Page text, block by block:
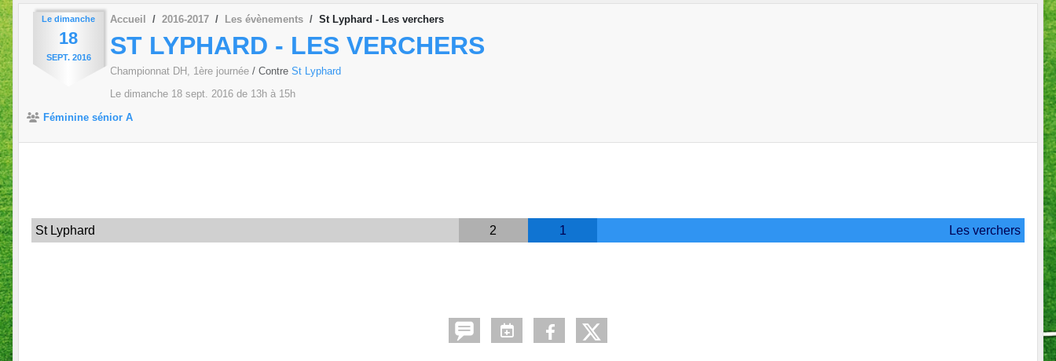
Le dimanche
18
SEPT. 2016
Accueil 2016-2017 Les évènements St Lyphard - Les verchers
ST LYPHARD - LES VERCHERS
Championnat DH, 1ère journée / Contre St Lyphard
Le dimanche 18 sept. 2016 de 13h à 15h
Féminine sénior A
St Lyphard 2 1 Les verchers